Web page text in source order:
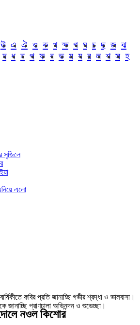
ঊ এ ঐ ও ক খ ক্ষ গ ঘ চ ছ জ ঝ
দ ধ ন প ফ ব ভ ম য র ল শ স হ
সৃজিলে
এলো
কবির প্রতি জানাচ্ছি গভীর শ্রদ্ধা ও ভালবাসা।
জানাচ্ছি প্রাণঢালা অভিনন্দন ও শুভেচ্ছা।
নওল কিশোর